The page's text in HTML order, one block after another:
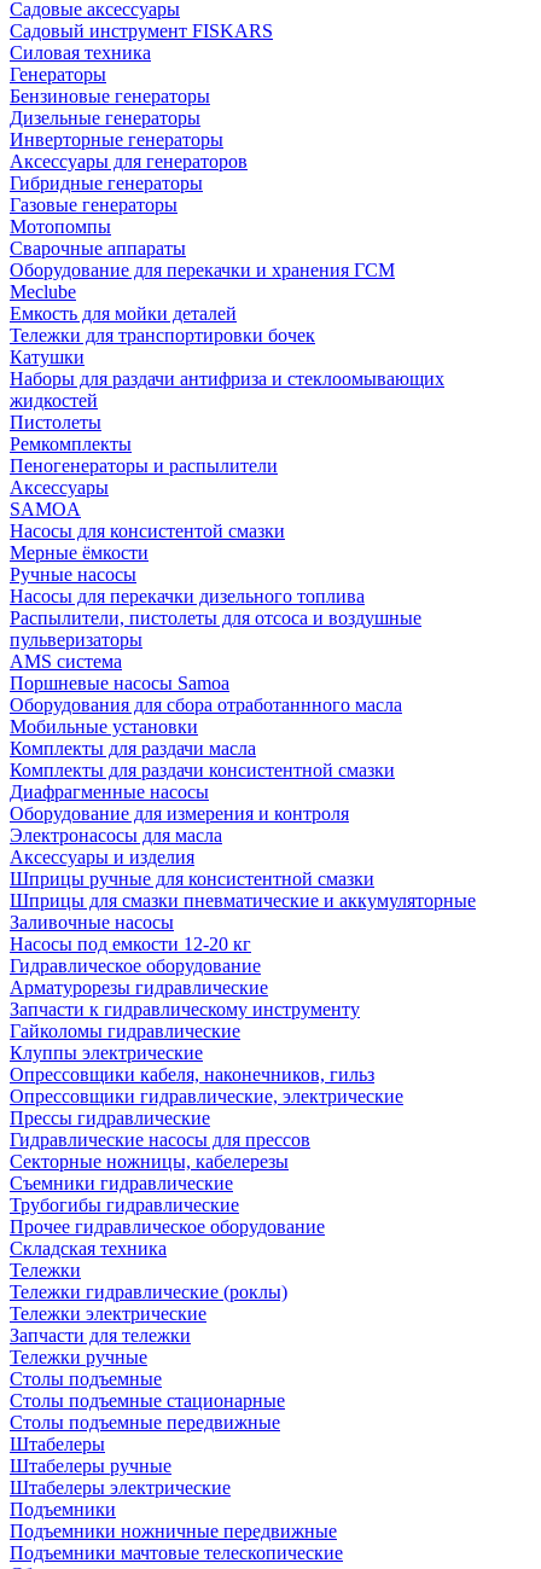
Садовые аксессуары
Садовый инструмент FISKARS
Силовая техника
Генераторы
Бензиновые генераторы
Дизельные генераторы
Инверторные генераторы
Аксессуары для генераторов
Гибридные генераторы
Газовые генераторы
Мотопомпы
Сварочные аппараты
Оборудование для перекачки и хранения ГСМ
Meclube
Емкость для мойки деталей
Тележки для транспортировки бочек
Катушки
Наборы для раздачи антифриза и стеклоомывающих
жидкостей
Пистолеты
Ремкомплекты
Пеногенераторы и распылители
Аксессуары
SAMOA
Насосы для консистентой смазки
Мерные ёмкости
Ручные насосы
Насосы для перекачки дизельного топлива
Распылители, пистолеты для отсоса и воздушные
пульверизаторы
AMS система
Поршневые насосы Samoa
Оборудования для сбора отработаннного масла
Мобильные установки
Комплекты для раздачи масла
Комплекты для раздачи консистентной смазки
Диафрагменные насосы
Оборудование для измерения и контроля
Электронасосы для масла
Аксессуары и изделия
Шприцы ручные для консистентной смазки
Шприцы для смазки пневматические и аккумуляторные
Заливочные насосы
Насосы под емкости 12-20 кг
Гидравлическое оборудование
Арматурорезы гидравлические
Запчасти к гидравлическому инструменту
Гайколомы гидравлические
Клуппы электрические
Опрессовщики кабеля, наконечников, гильз
Опрессовщики гидравлические, электрические
Прессы гидравлические
Гидравлические насосы для прессов
Секторные ножницы, кабелерезы
Съемники гидравлические
Трубогибы гидравлические
Прочее гидравлическое оборудование
Складская техника
Тележки
Тележки гидравлические (роклы)
Тележки электрические
Запчасти для тележки
Тележки ручные
Столы подъемные
Столы подъемные стационарные
Столы подъемные передвижные
Штабелеры
Штабелеры ручные
Штабелеры электрические
Подъемники
Подъемники ножничные передвижные
Подъемники мачтовые телескопические